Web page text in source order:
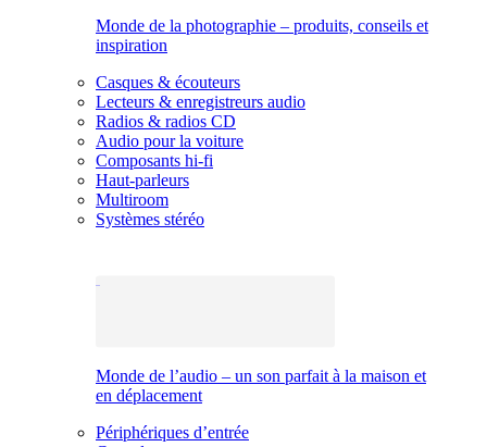
Monde de la photographie – produits, conseils et
inspiration
Casques & écouteurs
Lecteurs & enregistreurs audio
Radios & radios CD
Audio pour la voiture
Composants hi-fi
Haut-parleurs
Multiroom
Systèmes stéréo
Monde de l’audio – un son parfait à la maison et
en déplacement
Périphériques d’entrée